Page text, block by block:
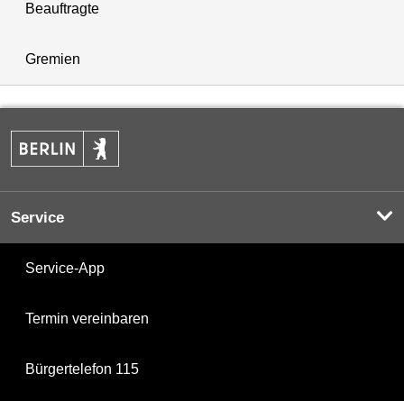
Beauftragte
Gremien
Service
Service-App
Termin vereinbaren
Bürgertelefon 115